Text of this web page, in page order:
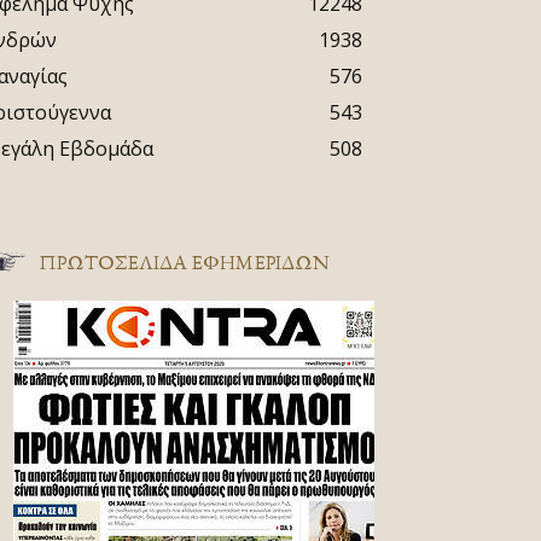
1938
576
543
Εβδομάδα
508
ΠΡΩΤΟΣΈΛΙΔΑ ΕΦΗΜΕΡΊΔΩΝ